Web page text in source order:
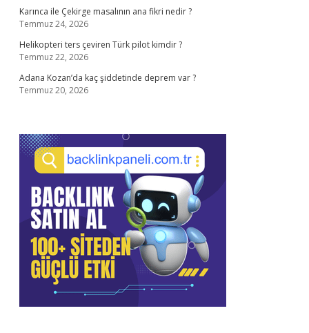
Karınca ile Çekirge masalının ana fikri nedir ?
Temmuz 24, 2026
Helikopteri ters çeviren Türk pilot kimdir ?
Temmuz 22, 2026
Adana Kozan’da kaç şiddetinde deprem var ?
Temmuz 20, 2026